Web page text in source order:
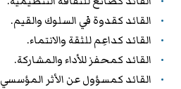
القائد كقدوة في السلوك والقيم.
القائد كداعِم للثقة والانتماء.
القائد كمحفز للأداء والمشاركة.
القائد كمسؤول عن الأثر